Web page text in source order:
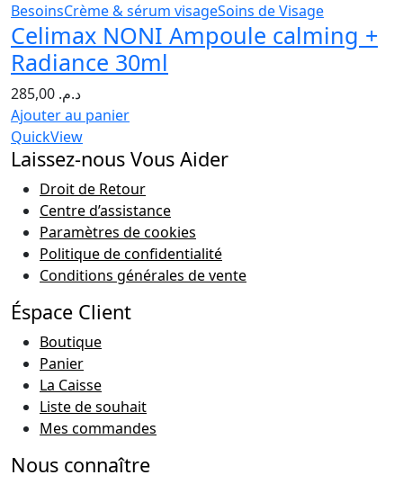
BesoinsCrème & sérum visageSoins de Visage
Celimax NONI Ampoule calming +
Radiance 30ml
د.م.
Ajouter au panier
QuickView
Laissez-nous Vous Aider
Droit de Retour
Centre d’assistance
Paramètres de cookies
Politique de confidentialité
Conditions générales de vente
Éspace Client
Boutique
Panier
La Caisse
Liste de souhait
Mes commandes
Nous connaître